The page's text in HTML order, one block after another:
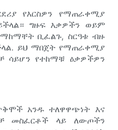
የእርስዎን የማጠራቀሚያ
ግዙፍ እቃዎችን ወይም
ቢፈልጉ, ስርዓቱ ብዙ
ይህ ማበጀት የማጠራቀሚያ
ሳይሆን የተከማቹ ዕቃዎችዎን
አንዱ ተለዋዋጭነት እና
መስፈርቶች ላይ ለውጦችን